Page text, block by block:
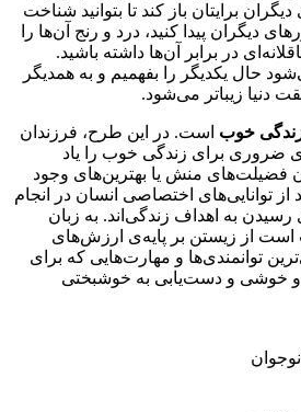
برایتان باز کند تا بتوانید شناخت
دیگران پیدا کنید، درد و رنج آن‌‌ها را
در برابر آن‌ها داشته باشید.
حال یکدیگر را بفهمیم و به همدیگر
دنیا زیباتر می‌شود.
خوب است. در این طرح، فرزندان
ضروری برای زندگی خوب را یاد
فضیلت‌های منش یا بهترین‌های وجود
از توانایی‌های اختصاصی انسان‌ در انجام
به اهداف زندگی‌اند. به زبان
از زیستن بر پایه‌ی ارزش‌های
توانمندی‌ها و مهارت‌هایی که برای
و خوشی و دست‌یابی به خوشبختی